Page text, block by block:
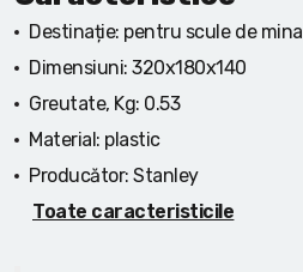
Destinație: pentru scule de mina
Dimensiuni: 320х180х140
Greutate, Kg: 0.53
Material: plastic
Producător: Stanley
Toate caracteristicile